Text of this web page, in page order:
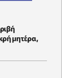
μητέρα,